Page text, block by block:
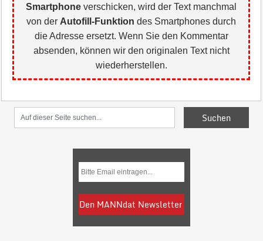
Smartphone verschicken, wird der Text manchmal
von der Autofill-Funktion des Smartphones durch
die Adresse ersetzt. Wenn Sie den Kommentar
absenden, können wir den originalen Text nicht
wiederherstellen.